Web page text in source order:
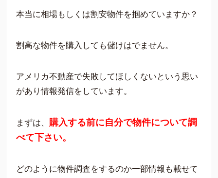
本当に相場もしくは割安物件を掴めていますか？
割高な物件を購入しても儲けはでません。
アメリカ不動産で失敗してほしくないという思い
があり情報発信をしています。
まずは、 購入する前に自分で物件について調
べて下さい。
どのように物件調査をするのか一部情報も載せて